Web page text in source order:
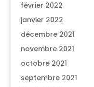
février 2022
janvier 2022
décembre 2021
novembre 2021
octobre 2021
septembre 2021